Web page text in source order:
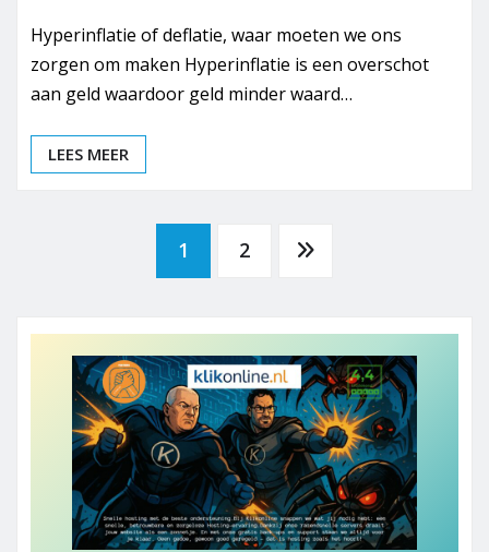
Hyperinflatie of deflatie, waar moeten we ons
zorgen om maken Hyperinflatie is een overschot
aan geld waardoor geld minder waard…
LEES MEER
Berichten
paginering
1 2